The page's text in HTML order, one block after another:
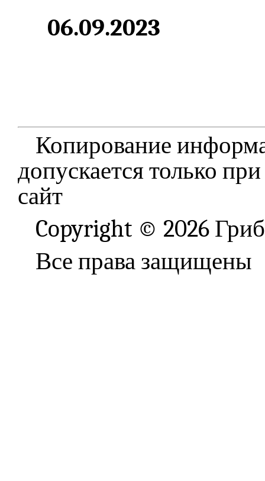
06.09.2023
Копирование
допускается только
сайт
Copyright © 2026
Все права защищены